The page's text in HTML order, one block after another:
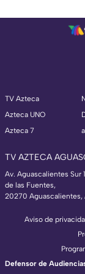
TV Azteca
Azteca UNO
Azteca 7
TV AZTECA
Av. Aguascalientes Sur
de las Fuentes,
20270 Aguascalientes,
Aviso de
Defensor de